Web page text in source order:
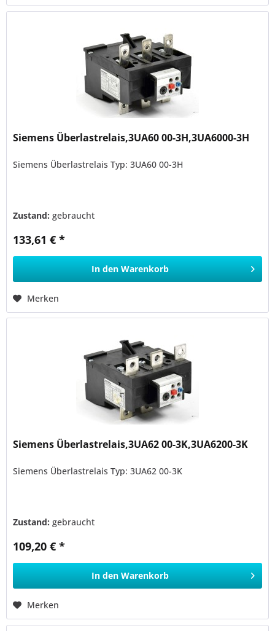
Siemens Überlastrelais,3UA60 00-3H,3UA6000-3H
Siemens Überlastrelais Typ: 3UA60 00-3H
Zustand:gebraucht
133,61 € *
In den Warenkorb
Merken
Siemens Überlastrelais,3UA62 00-3K,3UA6200-3K
Siemens Überlastrelais Typ: 3UA62 00-3K
Zustand:gebraucht
109,20 € *
In den Warenkorb
Merken